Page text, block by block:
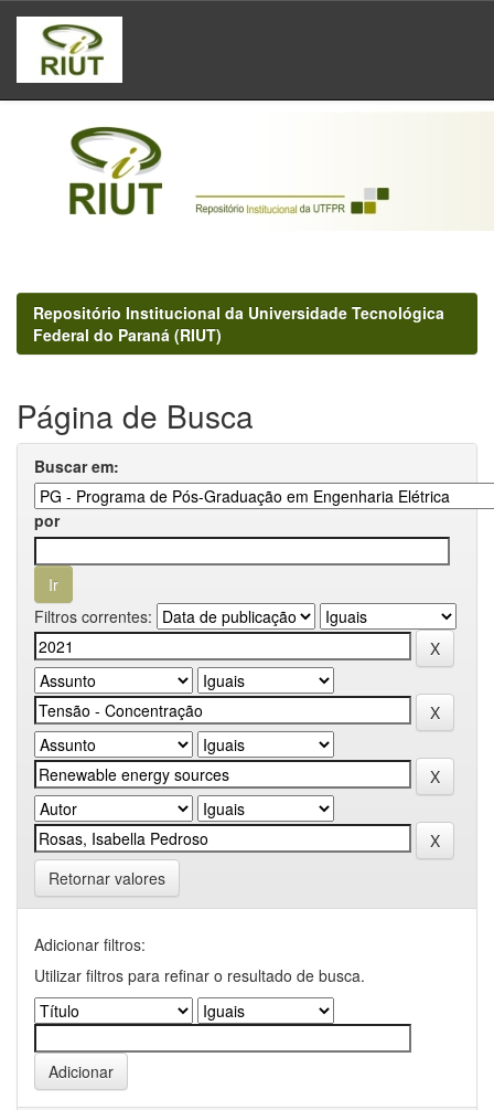
Skip
navigation
Repositório Institucional da Universidade Tecnológica
Federal do Paraná (RIUT)
Página de Busca
Buscar em:
por
Filtros correntes:
Retornar valores
Adicionar filtros:
Utilizar filtros para refinar o resultado de busca.